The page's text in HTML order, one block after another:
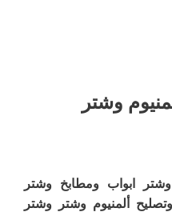
وشتر
ابواب ومطابخ وشتر
ألمنيوم وشتر وشتر